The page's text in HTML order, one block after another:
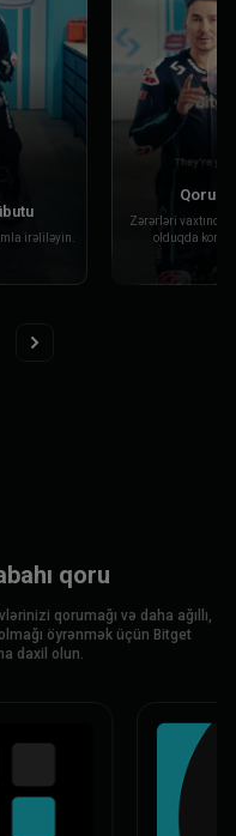
irəliləyin.
Zərərləri vaxtında
olduqda
qoru
qorumağı və daha ağıllı,
öyrənmək üçün Bitget
daxil olun.